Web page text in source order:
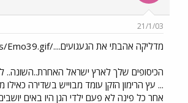
21/1/03
מדליקה אהבתי את הגעגועים..../images/Emo39.gif
הכיסופים שלך לארץ ישראל
... עץ הרימון הזקן עומד מבוייש בשדירה
אחר כל פינה לא פעם ילדי הגן היו באים